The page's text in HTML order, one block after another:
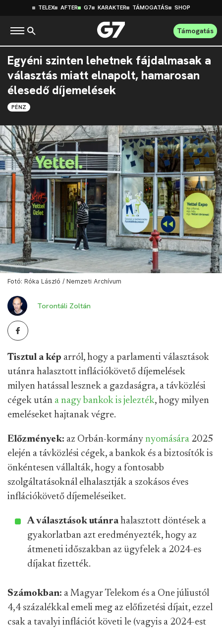
TELEX AFTER G7 KARAKTER TÁMOGATÁS SHOP
Támogatás
Egyéni szinten lehetnek fájdalmasak a
választás miatt elnapolt, hamarosan
élesedő díjemelések
PÉNZ
Fotó: Róka László / Nemzeti Archívum
Torontáli Zoltán
Tisztul a kép arról, hogy a parlamenti választások
utánra halasztott inflációkövető díjemelések
milyen hatással lesznek a gazdaságra, a távközlési
cégek után a nagy bankok is jelezték, hogy milyen
emeléseket hajtanak végre.
Előzmények: az Orbán-kormány nyomására 2025
elején a távközlési cégek, a bankok és a biztosítók is
önkéntesen vállalták, hogy a fontosabb
szolgáltatásoknál elhalasztják a szokásos éves
inflációkövető díjemeléseiket.
A választások utánrahalasztott döntések a
gyakorlatban azt eredményezték, hogy az
átmeneti időszakban az ügyfelek a 2024-es
díjakat fizették.
Számokban: a Magyar Telekom és a One júliustól
4,4 százalékkal emeli meg az előfizetési díjait, ezzel
csak a tavalyi inflációt követi le (vagyis a 2024-est